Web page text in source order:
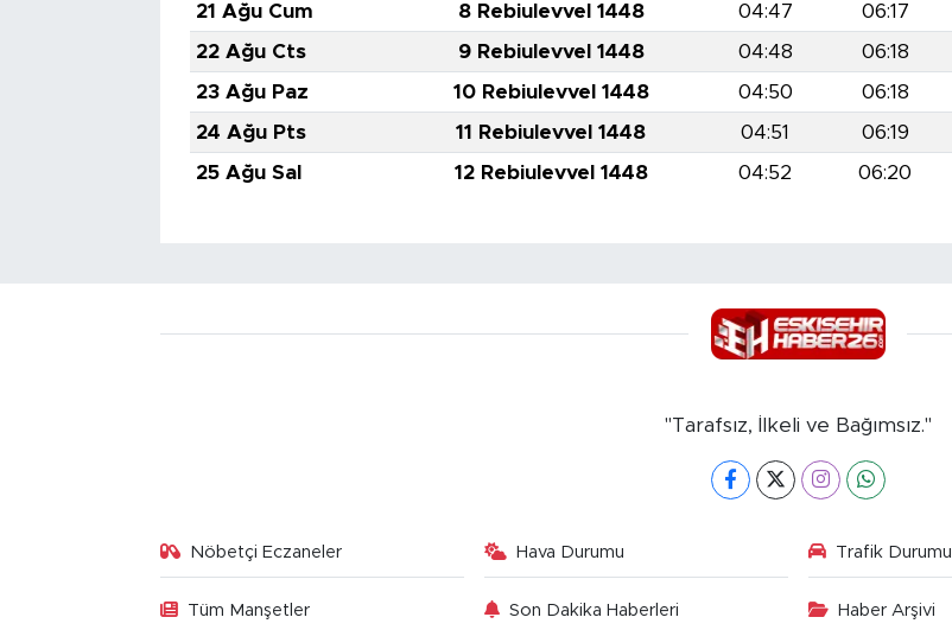
21 Ağu Cum
8 Rebiulevvel 1448 04:47 06:17
22 Ağu Cts
9 Rebiulevvel 1448 04:48 06:18
23 Ağu Paz
10 Rebiulevvel 1448 04:50 06:18
24 Ağu Pts
11 Rebiulevvel 1448 04:51 06:19
25 Ağu Sal
12 Rebiulevvel 1448 04:52 06:20
"Tarafsız, İlkeli ve Bağımsız."
Nöbetçi Eczaneler Hava Durumu Trafik Durumu
Tüm Manşetler Son Dakika Haberleri Haber Arşivi